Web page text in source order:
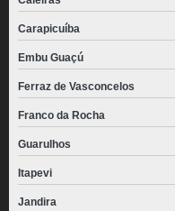
Carapicuíba
Embu Guaçú
Ferraz de Vasconcelos
Franco da Rocha
Guarulhos
Itapevi
Jandira